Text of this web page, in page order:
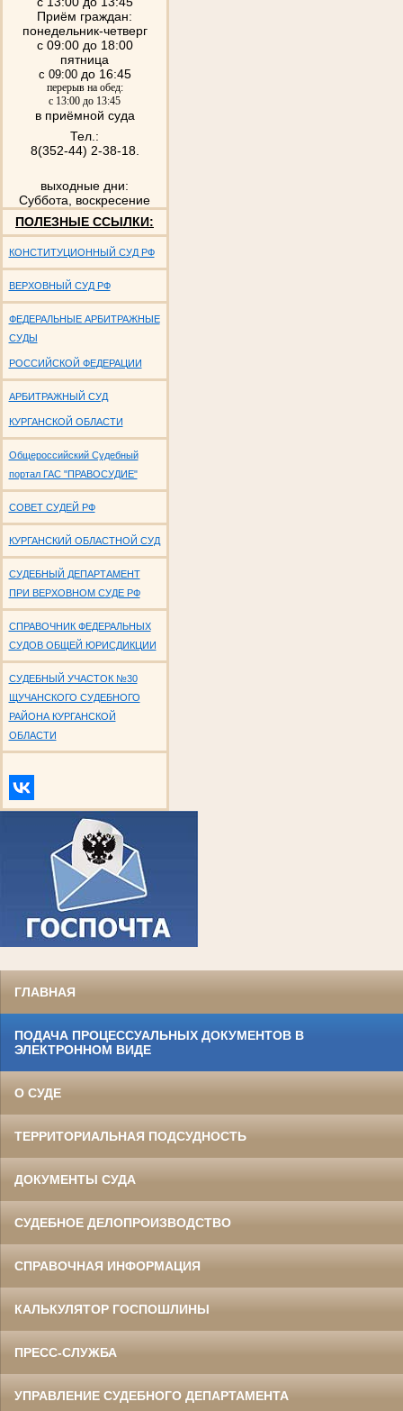
Приём граждан:
понедельник-четверг
с 09:00 до 18:00
пятница
с 09:00до 16:45
перерыв на обед:
с 13:00 до 13:45
в приёмной суда
Тел.:
8(352-44) 2-38-18.
выходные дни:
Суббота, воскресение
ПОЛЕЗНЫЕ ССЫЛКИ:
КОНСТИТУЦИОННЫЙ СУД РФ
ВЕРХОВНЫЙ СУД РФ
ФЕДЕРАЛЬНЫЕ АРБИТРАЖНЫЕ
СУДЫ
РОССИЙСКОЙ ФЕДЕРАЦИИ
АРБИТРАЖНЫЙ СУД
КУРГАНСКОЙ ОБЛАСТИ
Общероссийский Судебный
портал ГАС "ПРАВОСУДИЕ"
СОВЕТ СУДЕЙ РФ
КУРГАНСКИЙ ОБЛАСТНОЙ СУД
СУДЕБНЫЙ ДЕПАРТАМЕНТ
ПРИ ВЕРХОВНОМ СУДЕ РФ
СПРАВОЧНИК ФЕДЕРАЛЬНЫХ
СУДОВ ОБЩЕЙ ЮРИСДИКЦИИ
СУДЕБНЫЙ УЧАСТОК №30
ЩУЧАНСКОГО СУДЕБНОГО
РАЙОНА КУРГАНСКОЙ
ОБЛАСТИ
ГЛАВНАЯ
ПОДАЧА ПРОЦЕССУАЛЬНЫХ ДОКУМЕНТОВ В
ЭЛЕКТРОННОМ ВИДЕ
О СУДЕ
ТЕРРИТОРИАЛЬНАЯ ПОДСУДНОСТЬ
ДОКУМЕНТЫ СУДА
СУДЕБНОЕ ДЕЛОПРОИЗВОДСТВО
СПРАВОЧНАЯ ИНФОРМАЦИЯ
КАЛЬКУЛЯТОР ГОСПОШЛИНЫ
ПРЕСС-СЛУЖБА
УПРАВЛЕНИЕ СУДЕБНОГО ДЕПАРТАМЕНТА